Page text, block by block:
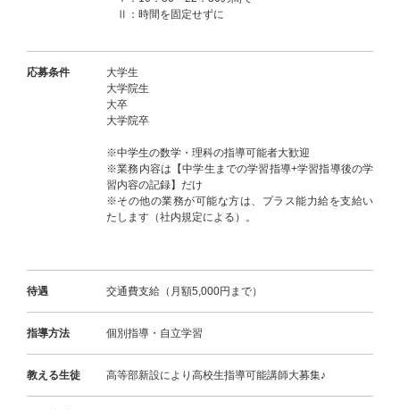
Ⅱ：時間を固定せずに
応募条件
大学生
大学院生
大卒
大学院卒
※中学生の数学・理科の指導可能者大歓迎
※業務内容は【中学生までの学習指導+学習指導後の学
習内容の記録】だけ
※その他の業務が可能な方は、プラス能力給を支給い
たします（社内規定による）。
待遇 交通費支給（月額5,000円まで）
指導方法 個別指導・自立学習
教える生徒 高等部新設により高校生指導可能講師大募集♪